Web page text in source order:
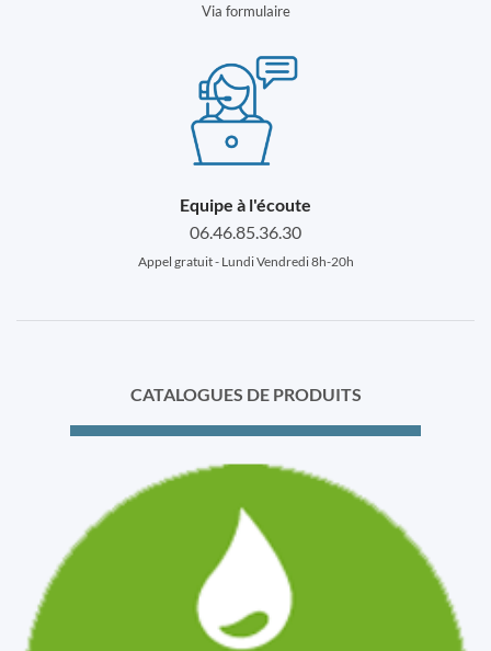
Via formulaire
Equipe à l'écoute
06.46.85.36.30
Appel gratuit - Lundi Vendredi 8h-20h
CATALOGUES DE PRODUITS